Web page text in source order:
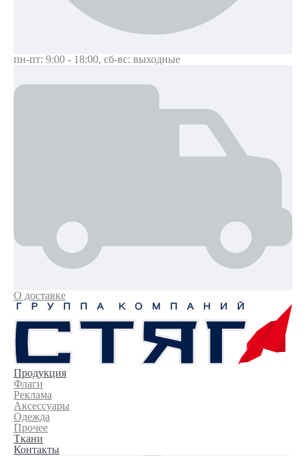
пн-пт: 9:00 - 18:00, сб-вс: выходные
О доставке
Продукция
Флаги
Реклама
Аксессуары
Одежда
Прочее
Ткани
Контакты